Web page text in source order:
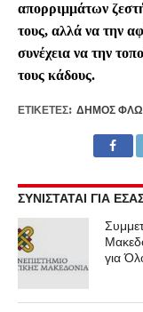
απορριμμάτων
τους, αλλά να την
συνέχεια να την
τους κάδους.
ΕΤΙΚΕΤΕΣ: ΔΉΜΟΣ
ΣΥΝΙΣΤΑΤΑΙ ΓΙΑ
για